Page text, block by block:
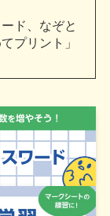
ド、なぞと
プリント」